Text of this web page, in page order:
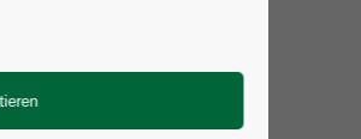
Bernd Ernsting